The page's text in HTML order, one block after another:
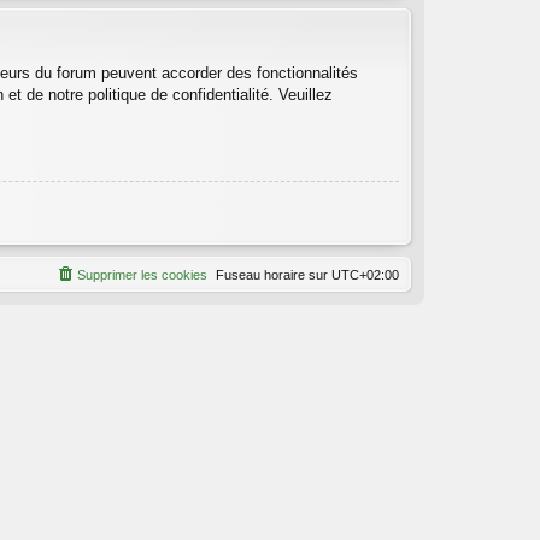
du forum peuvent accorder des fonctionnalités
de notre politique de confidentialité. Veuillez
Fuseau horaire sur UTC+02:00
Supprimer les cookies